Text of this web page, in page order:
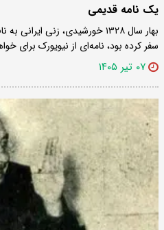
یک نامه قدیمی
بهار سال ۱۳۲۸ خورشیدی، زنی
سفر کرده بود، نامه‌ای از نیویورک برای
۰۷ تیر ۱۴۰۵